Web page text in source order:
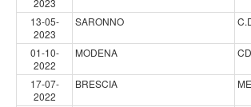
2023
13-05-
2023
SARONNO
01-10-
2022
MODENA
17-07-
2022
BRESCIA